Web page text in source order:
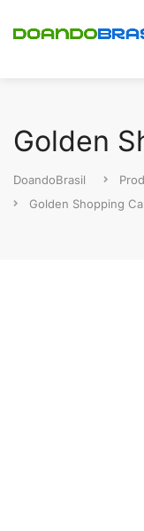
Golden
DoandoBrasil
Golden Shopping